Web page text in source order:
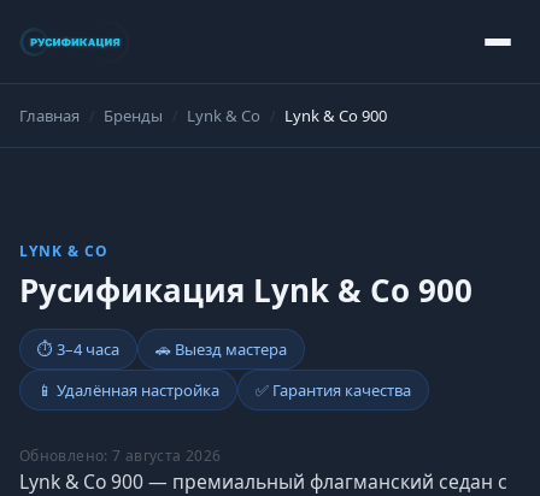
Главная Бренды Lynk & Co Lynk & Co 900
LYNK & CO
Русификация Lynk & Co 900
⏱ 3–4 часа
🚗 Выезд мастера
📱 Удалённая настройка
✅ Гарантия качества
Обновлено: 7 августа 2026
Lynk & Co 900 — премиальный флагманский седан с